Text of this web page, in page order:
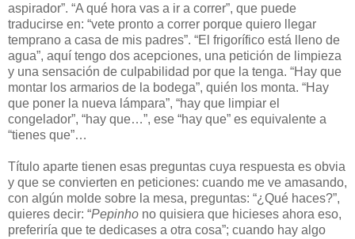
aspirador”. “A qué hora vas a ir a correr”, que puede
traducirse en: “vete pronto a correr porque quiero llegar
temprano a casa de mis padres”. “El frigorífico está lleno de
agua”, aquí tengo dos acepciones, una petición de limpieza
y una sensación de culpabilidad por que la tenga. “Hay que
montar los armarios de la bodega”, quién los monta. “Hay
que poner la nueva lámpara”, “hay que limpiar el
congelador”, “hay que…”, ese “hay que” es equivalente a
“tienes que”…
Título aparte tienen esas preguntas cuya respuesta es obvia
y que se convierten en peticiones: cuando me ve amasando,
con algún molde sobre la mesa, preguntas: “¿Qué haces?”,
quieres decir: “Pepinho no quisiera que hicieses ahora eso,
preferiría que te dedicases a otra cosa”; cuando hay algo